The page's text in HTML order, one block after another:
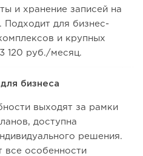
и хранение записей на
Подходит для бизнес-
и крупных
120 руб./месяц.
бизнеса
выходят за рамки
доступна
решения.
все особенности